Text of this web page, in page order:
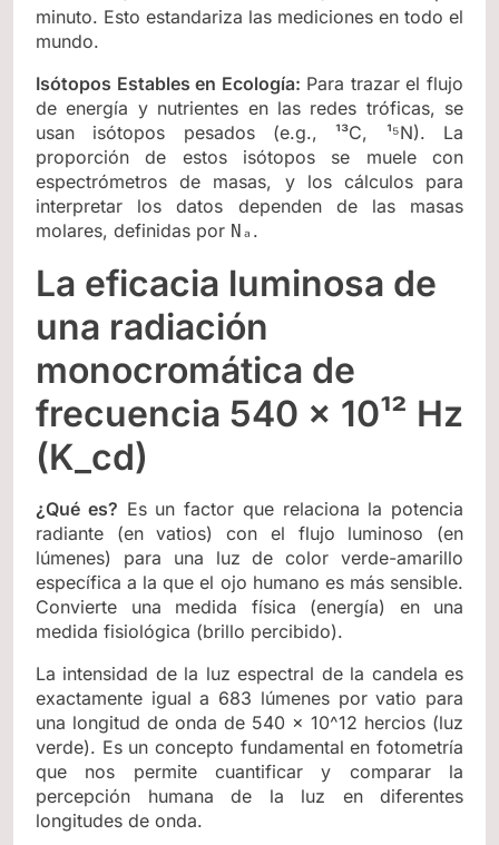
minuto. Esto estandariza las mediciones en todo el
mundo.
Isótopos Estables en Ecología: Para trazar el flujo
de energía y nutrientes en las redes tróficas, se
usan isótopos pesados (e.g., ¹³C, ¹⁵N). La
proporción de estos isótopos se muele con
espectrómetros de masas, y los cálculos para
interpretar los datos dependen de las masas
molares, definidas por Nₐ .
La eficacia luminosa de
una radiación
monocromática de
frecuencia 540 × 10¹² Hz
(K_cd)
¿Qué es? Es un factor que relaciona la potencia
radiante (en vatios) con el flujo luminoso (en
lúmenes) para una luz de color verde-amarillo
específica a la que el ojo humano es más sensible.
Convierte una medida física (energía) en una
medida fisiológica (brillo percibido).
La intensidad de la luz espectral de la candela es
exactamente igual a 683 lúmenes por vatio para
una longitud de onda de 540 × 10^12 hercios (luz
verde). Es un concepto fundamental en fotometría
que nos permite cuantificar y comparar la
percepción humana de la luz en diferentes
longitudes de onda.